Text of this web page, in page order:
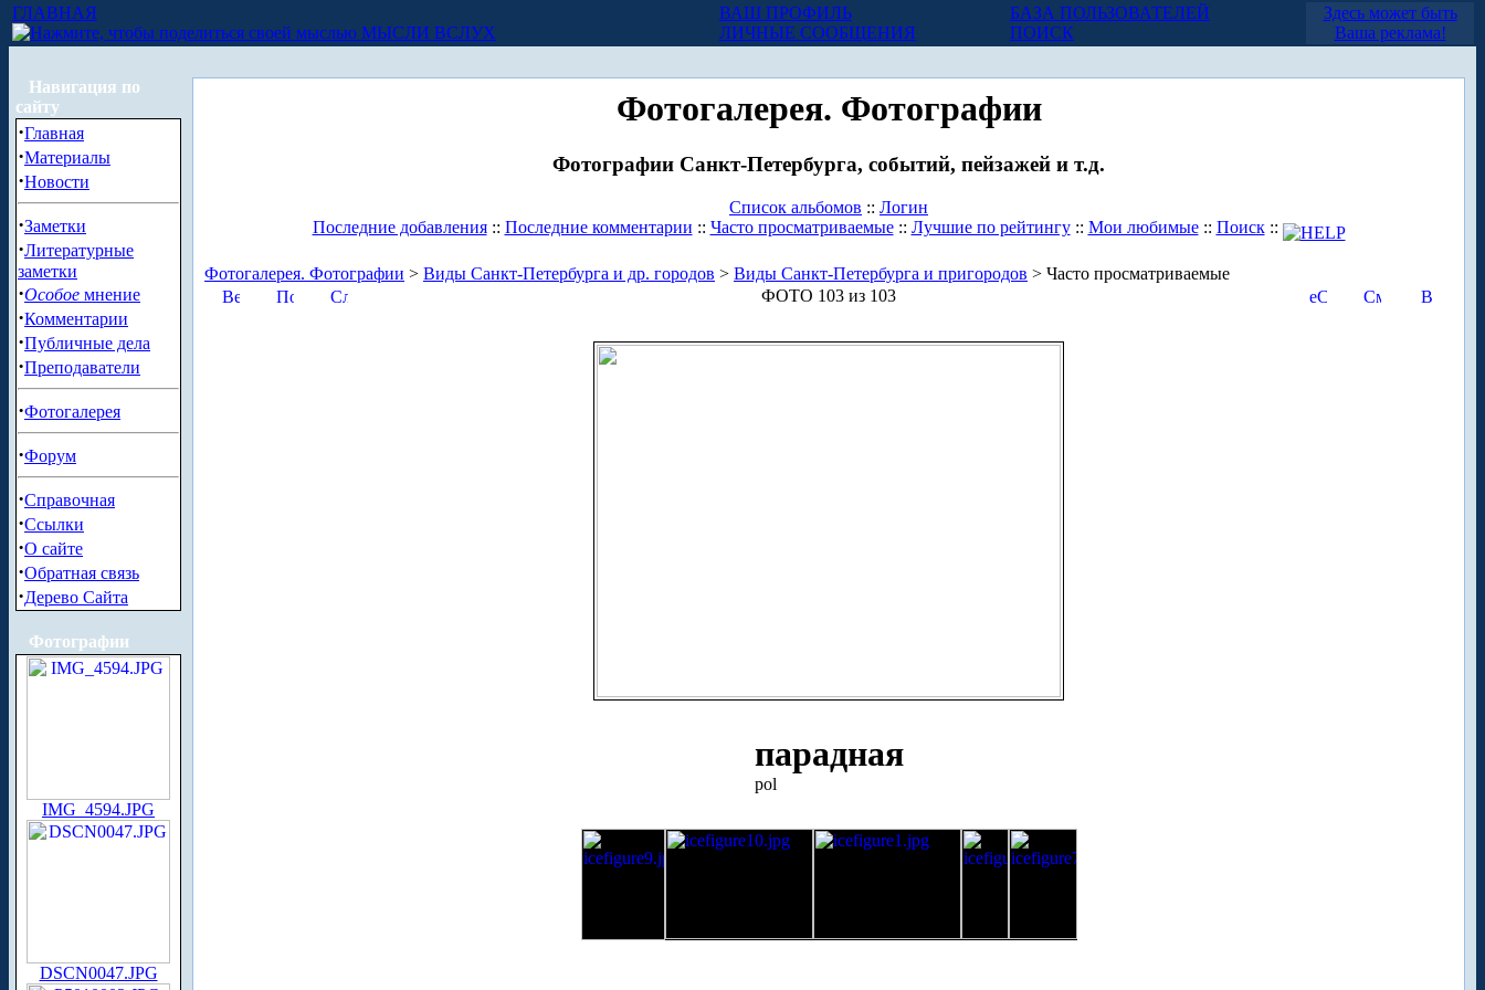
ГЛАВНАЯ
МЫСЛИ ВСЛУХ
ВАШ ПРОФИЛЬ
ЛИЧНЫЕ СООБЩЕНИЯ
БАЗА ПОЛЬЗОВАТЕЛЕЙ
ПОИСК
Здесь может быть
Ваша реклама!
Навигация по
сайту
·Главная
·Материалы
·Новости
·Заметки
·Литературные
заметки
·Особое мнение
·Комментарии
·Публичные дела
·Преподаватели
·Фотогалерея
·Форум
·Справочная
·Ссылки
·О сайте
·Обратная связь
·Дерево Сайта
Фотографии
IMG_4594.JPG
DSCN0047.JPG
Фотогалерея. Фотографии
Фотографии Санкт-Петербурга, событий, пейзажей и т.д.
Список альбомов :: Логин
Последние добавления:: Последние комментарии :: Часто просматриваемые:: Лучшие по рейтингу:: Мои любимые:: Поиск::
Фотогалерея. Фотографии > Виды Санкт-Петербурга и др. городов > Виды Санкт-Петербурга и пригородов > Часто просматриваемые
ФОТО 103 из 103
парадная
pol